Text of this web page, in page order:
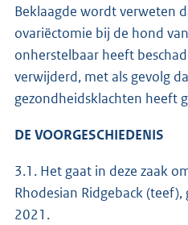
Beklaagde wordt verweten
ovariëctomie bij de hond
onherstelbaar heeft
verwijderd, met als gevolg
gezondheidsklachten heeft
DE VOORGESCHIEDENIS
3.1. Het gaat in deze zaak
Rhodesian Ridgeback
2021.